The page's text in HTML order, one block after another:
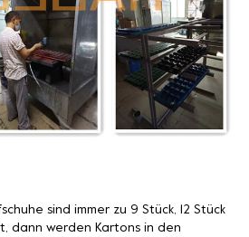
sind immer zu 9 Stück, 12 Stück
dann werden Kartons in den